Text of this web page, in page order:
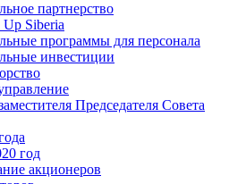
партнерство
Siberia
программы для персонала
инвестиции
Председателя Совета
год
акционеров